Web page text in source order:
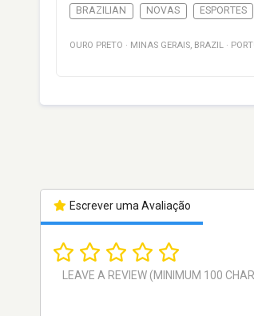
BRAZILIAN NOVAS ESPORTES
OURO PRETO · MINAS GERAIS, BRAZIL ·
Escrever uma Avaliação